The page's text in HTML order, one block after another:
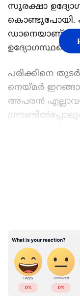
സുരക്ഷാ
ഡാനെയാണ്
പരിക്കിനെ
നെയ്‌മർ
അപരന്‍
അയാളെ
എല്ലാവരും
പിന്നെയാണ്
ABOUT THE